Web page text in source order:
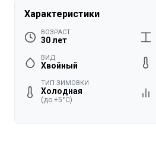
Характеристики
ВОЗРАСТ
30 лет
ВИД
Хвойный
ТИП ЗИМОВКИ
Холодная
(до +5°C)